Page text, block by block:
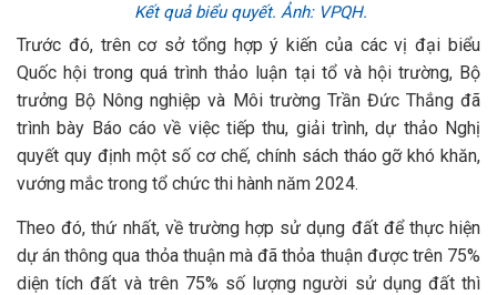
Kết quả biểu quyết. Ảnh: VPQH.
Trước đó, trên cơ sở tổng hợp ý kiến của các vị đại biểu
Quốc hội trong quá trình thảo luận tại tổ và hội trường, Bộ
trưởng Bộ Nông nghiệp và Môi trường Trần Đức Thắng đã
trình bày Báo cáo về việc tiếp thu, giải trình, dự thảo Nghị
quyết quy định một số cơ chế, chính sách tháo gỡ khó khăn,
vướng mắc trong tổ chức thi hành năm 2024.
Theo đó, thứ nhất, về trường hợp sử dụng đất để thực hiện
dự án thông qua thỏa thuận mà đã thỏa thuận được trên 75%
diện tích đất và trên 75% số lượng người sử dụng đất thì